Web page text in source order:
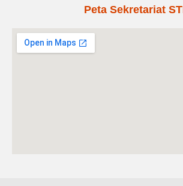
Peta Sekretariat